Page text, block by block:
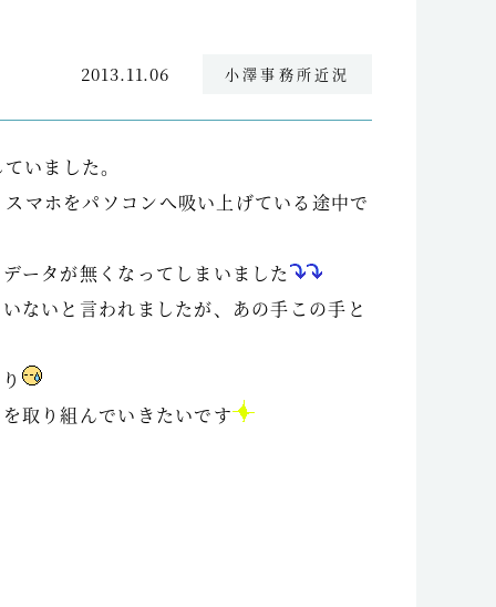
2013.11.06 小澤事務所近況
いました。
マホをパソコンへ吸い上げている途中で
ータが無くなってしまいました
ないと言われましたが、あの手この手と
取り組んでいきたいです